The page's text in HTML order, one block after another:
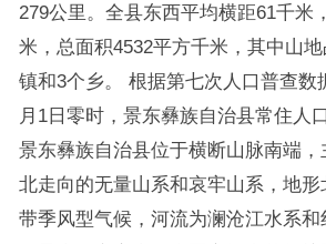
279公里。全县东西平均横距61千米
米，总面积4532平方千米，其中山
镇和3个乡。 根据第七次人口普查数
月1日零时，景东彝族自治县常住人
景东彝族自治县位于横断山脉南端
北走向的无量山系和哀牢山系，地
带季风型气候，河流为澜沧江水系